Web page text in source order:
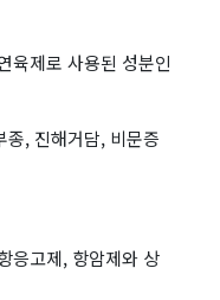
육제로 사용된 성분인
종, 진해거담, 비문증
응고제, 항암제와 상